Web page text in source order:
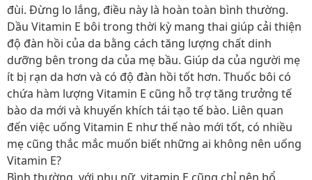
đùi. Đừng lo lắng, điều này là hoàn toàn bình thường.
Dầu Vitamin E bôi trong thời kỳ mang thai giúp cải thiện
độ đàn hồi của da bằng cách tăng lượng chất dinh
dưỡng bên trong da của mẹ bầu. Giúp da của người mẹ
ít bị rạn da hơn và có độ đàn hồi tốt hơn. Thuốc bôi có
chứa hàm lượng Vitamin E cũng hỗ trợ tăng trưởng tế
bào da mới và khuyến khích tái tạo tế bào. Liên quan
đến việc uống Vitamin E như thế nào mới tốt, có nhiều
mẹ cũng thắc mắc muốn biết những ai không nên uống
Vitamin E?